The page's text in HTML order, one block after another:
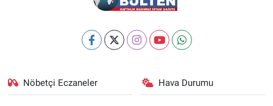
Nöbetçi Eczaneler Hava Durumu